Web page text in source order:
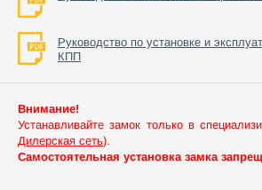
Руководство по установке и
КПП
Внимание!
Устанавливайте замок только в
Дилерская сеть).
Самостоятельная установка замка